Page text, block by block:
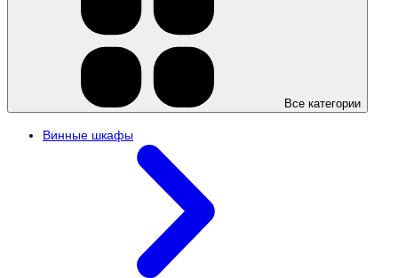
Все категории
Винные шкафы